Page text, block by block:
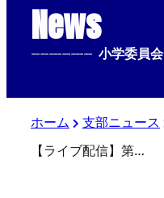
News
-------------- 小学委員会
ホーム 支部ニュース
【ライブ配信】第30回板橋区長杯 親善交流大会